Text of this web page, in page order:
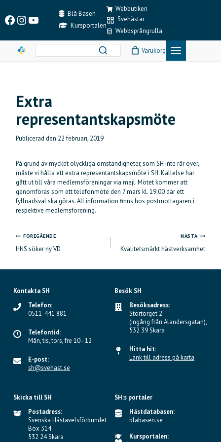
content
Facebook
Instagram
YouTubeBlå Basen
Kursportalen
Webbutiken
Svehästar
Webbsprångrulla
Varukorg
Extra
representantskapsmöte
Publicerad den 22 februari, 2019
På grund av mycket olyckliga omständigheter, som SH inte rår över,
måste vi hålla ett extra representantskapsmöte i SH. Kallelse har
gått ut till våra medlemsföreningar via mejl. Mötet kommer att
genomföras som ett telefonmöte den 7 mars kl. 19.00 där ett
fyllnadsval ska göras. All information finns hos postmottagaren i
respektive medlemsförening.
Inläggsnavigering
FÖREGÅENDE
HNS söker ny VD
NÄSTA
Kvalitetsmärkt hästverksamhet
Kontakta SH
Telefon:
0511-441 881
Telefontid:
Mån, tis, tors, fre 10–12
E-post:
sh@svehast.se
Besök SH
Besöksadress:
Stortorget 2
(ingång från Alandersgatan),
532 39 Skara
Hitta hit:
Länk till adress på karta
Skicka till SH
Postadress:
Svenska Hästavelsförbundet
Box 314
532 24 Skara
SH:s portaler
Hästdatabasen:
blabasen.se
Kursportalen: